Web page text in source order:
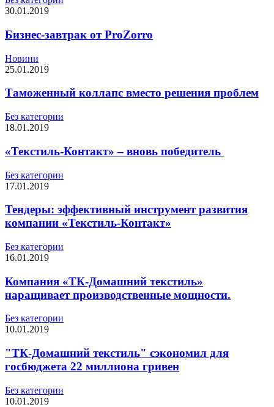
30.01.2019
Бизнес-завтрак от ProZorro
Новини
25.01.2019
Таможенный коллапс вместо решения проблем
Без категории
18.01.2019
«Текстиль-Контакт» – вновь победитель
Без категории
17.01.2019
Тендеры: эффективный инструмент развития
компании «Текстиль-Контакт»
Без категории
16.01.2019
Компания «ТК-Домашний текстиль»
наращивает производственные мощности.
Без категории
10.01.2019
"ТК-Домашний текстиль" сэкономил для
госбюджета 22 миллиона гривен
Без категории
10.01.2019